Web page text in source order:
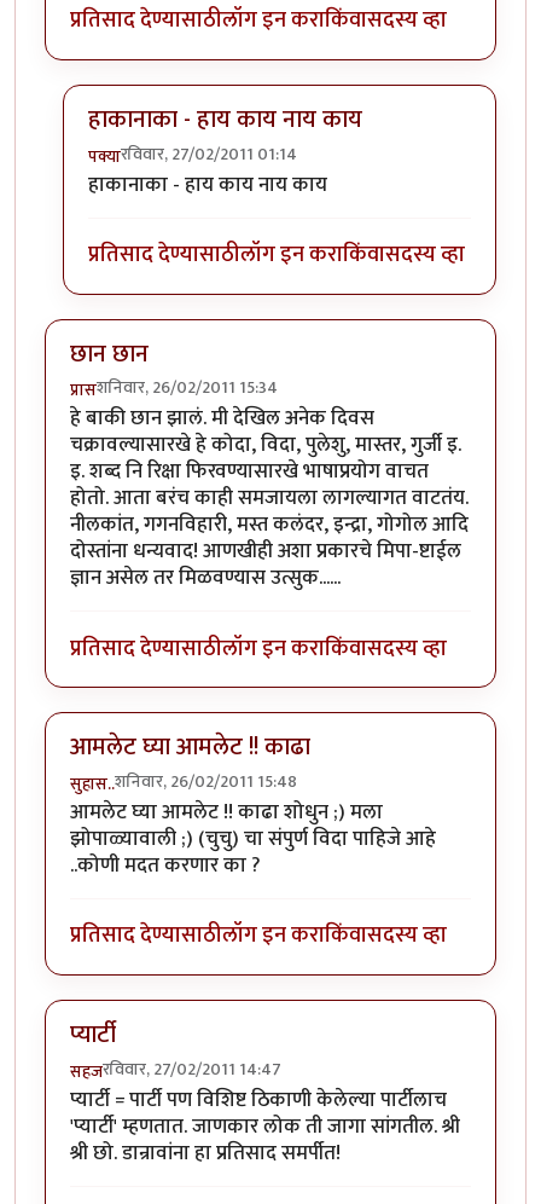
प्रतिसाद देण्यासाठीलॉग इन कराकिंवासदस्य व्हा
हाकानाका - हाय काय नाय काय
पक्यारविवार, 27/02/2011 01:14
In reply tobyआत्मशून्य
हाकानाका - हाय काय नाय काय
प्रतिसाद देण्यासाठीलॉग इन कराकिंवासदस्य व्हा
छान छान
प्रासशनिवार, 26/02/2011 15:34
हे बाकी छान झालं. मी देखिल अनेक दिवस
चक्रावल्यासारखे हे कोदा, विदा, पुलेशु, मास्तर, गुर्जी इ.
इ. शब्द नि रिक्षा फिरवण्यासारखे भाषाप्रयोग वाचत
होतो. आता बरंच काही समजायला लागल्यागत वाटतंय.
नीलकांत, गगनविहारी, मस्त कलंदर, इन्द्रा, गोगोल आदि
दोस्तांना धन्यवाद! आणखीही अशा प्रकारचे मिपा-ष्टाईल
ज्ञान असेल तर मिळवण्यास उत्सुक......
प्रतिसाद देण्यासाठीलॉग इन कराकिंवासदस्य व्हा
आमलेट घ्या आमलेट !! काढा
सुहास..शनिवार, 26/02/2011 15:48
आमलेट घ्या आमलेट !! काढा शोधुन ;) मला
झोपाळ्यावाली ;) (चुचु) चा संपुर्ण विदा पाहिजे आहे
..कोणी मदत करणार का ?
प्रतिसाद देण्यासाठीलॉग इन कराकिंवासदस्य व्हा
प्यार्टी
सहजरविवार, 27/02/2011 14:47
प्यार्टी = पार्टी पण विशिष्ट ठिकाणी केलेल्या पार्टीलाच
'प्यार्टी' म्हणतात. जाणकार लोक ती जागा सांगतील. श्री
श्री छो. डान्रावांना हा प्रतिसाद समर्पीत!